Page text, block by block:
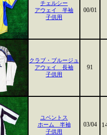
チェルシー
アウェイ 半袖
子供用
00/01
クラブ・ブルージュ
アウェイ 長袖
子供用
91
ユベントス
ホーム 半袖
子供用
03/04